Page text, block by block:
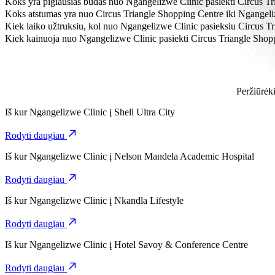
Pasirinkdami kategoriją Go Hatch, nuo Ngangelizwe Clinic iki
Koks atstumas yra nuo Circus Triangle Shopping Centre iki
Nuo Ngangelizwe Clinic iki Circus Triangle Shopping Centre yra
Kiek laiko užtruksiu, kol nuo Ngangelizwe Clinic pasieksiu Circus
Pasirinkdami kategoriją Go Hatch, nuo Ngangelizwe Clinic iki
Kiek kainuoja nuo Ngangelizwe Clinic pasiekti Circus Triangle
Pasirinkdami kategoriją Go Hatch, už kelionę nuo Ngangelizwe
Iš kur Ngangelizwe Clinic į Shell Ultra City
Rodyti daugiau
Iš kur Ngangelizwe Clinic į Nelson Mandela Academic Hospital
Rodyti daugiau
Iš kur Ngangelizwe Clinic į Nkandla Lifestyle
Rodyti daugiau
Iš kur Ngangelizwe Clinic į Hotel Savoy & Conference Centre
Rodyti daugiau